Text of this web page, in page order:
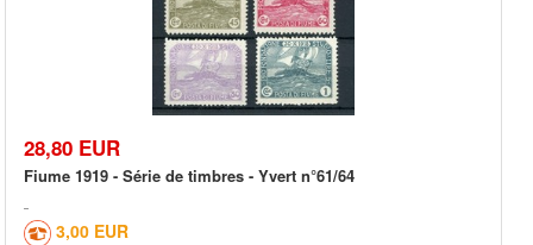
28,80 EUR
Fiume 1919 - Série de timbres - Yvert n°61/64
3,00 EUR